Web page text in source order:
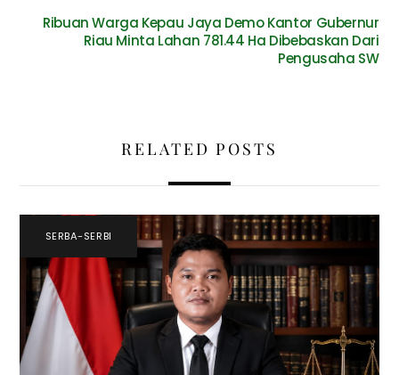
Ribuan Warga Kepau Jaya Demo Kantor Gubernur
Riau Minta Lahan 781.44 Ha Dibebaskan Dari
Pengusaha SW
RELATED POSTS
SERBA-SERBI